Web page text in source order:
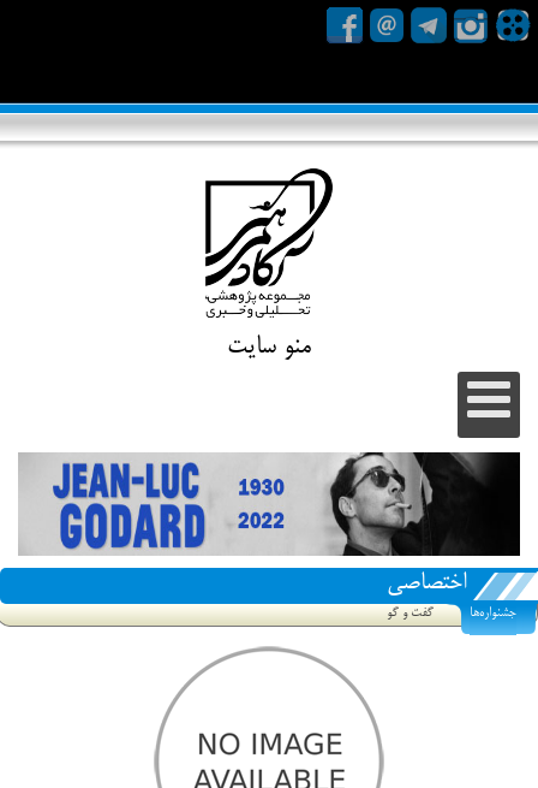
منو سایت
اختصاصی
جشنواره‌ها گفت و گو